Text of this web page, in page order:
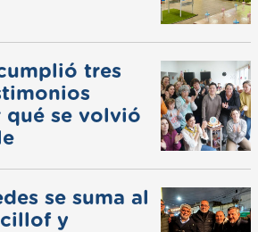
tres
qué se volvió
se suma al
y